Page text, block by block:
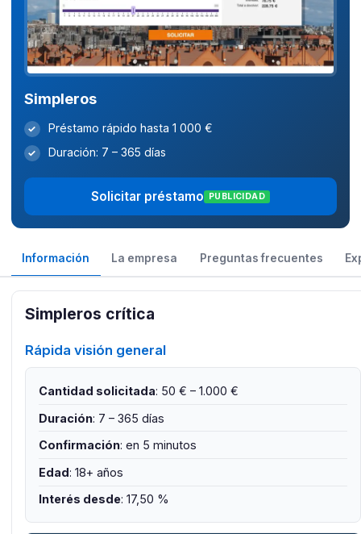
Simpleros
✓ Préstamo rápido hasta 1 000 €
✓ Duración: 7 – 365 días
Solicitar préstamo PUBLICIDAD
Información La empresa Preguntas frecuentes
Simpleros crítica
Rápida visión general
Cantidad solicitada: 50 € – 1.000 €
Duración: 7 – 365 días
Confirmación: en 5 minutos
Edad: 18+ años
Interés desde: 17,50 %